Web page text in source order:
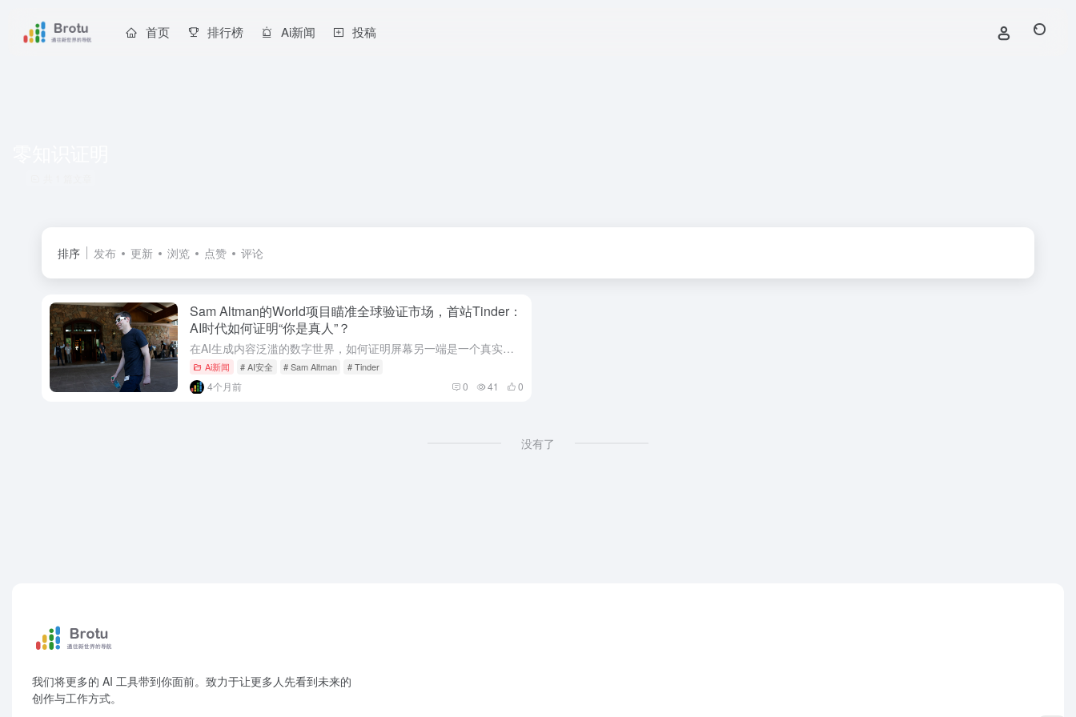
首页 排行榜 Ai新闻 投稿
排序 发布 更新 浏览 点赞 评论
Sam Altman的World项目瞄准全球验证市场，首站Tinder：
AI时代如何证明“你是真人”？
在AI生成内容泛滥的数字世界，如何证明屏幕另一端是一个真实的人类，正成为平台和用户共同的核心痛点。最新行业动态指出，由Sam Altman支持的知名身份验证项目World，正将其“人类证明”技术大规模...
Ai新闻 # AI安全 # Sam Altman # Tinder
4个月前 0 41 0
没有了
我们将更多的 AI 工具带到你面前。致力于让更多人先看到未来的
创作与工作方式。